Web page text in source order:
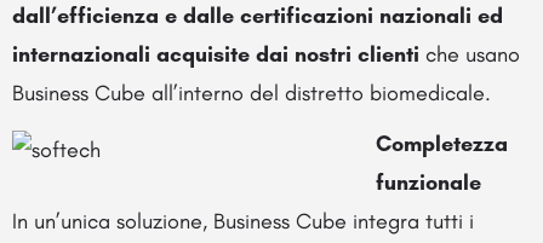
dall’efficienza e dalle certificazioni nazionali ed
internazionali acquisite dai nostri clienti che usano
Business Cube all’interno del distretto biomedicale.
Completezza
funzionale
In un’unica soluzione, Business Cube integra tutti i